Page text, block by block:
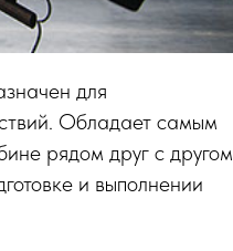
для
Обладает самым
рядом друг с другом
и выполнении